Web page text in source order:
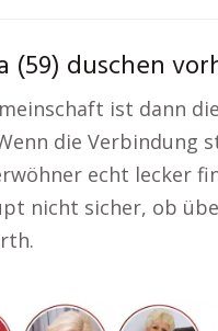
(59) duschen
ist dann
die Verbindung
echt lecker
nicht sicher, ob